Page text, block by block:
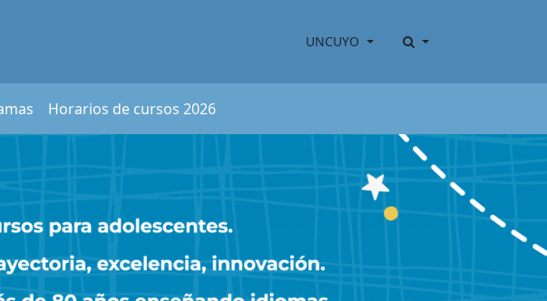
UNCUYO
Horarios de cursos 2026